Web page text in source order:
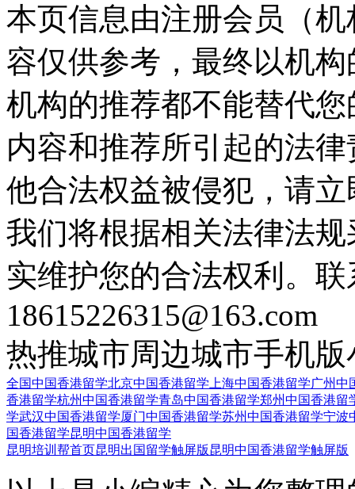
本页信息由注册会员（
容仅供参考，最终以机
机构的推荐都不能替代
内容和推荐所引起的法
他合法权益被侵犯，请
我们将根据相关法律法
实维护您的合法权利。
18615226315@163.com
热推城市周边城市手机版
全国中国香港留学北京中国香港留学 上海中国香港留学广州中
香港留学杭州中国香港留学青岛中国香港留学郑州中国香港留
学武汉中国香港留学厦门中国香港留学苏州中国香港留学宁波
国香港留学昆明中国香港留学
昆明培训帮首页昆明出国留学触屏版昆明中国香港留学触屏版